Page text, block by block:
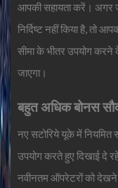
आपकी सहायता करें। अगर
निर्दिष्ट नहीं किया है, तो
सीमा के भीतर उपयोग
जाएगा।
बहुत अधिक बोनस
नए सटोरिये यूके में
उपयोग करते हुए दिखाई दे
नवीनतम ऑपरेटरों को